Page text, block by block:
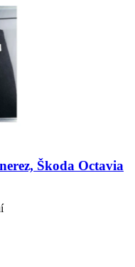
Škoda Octavia